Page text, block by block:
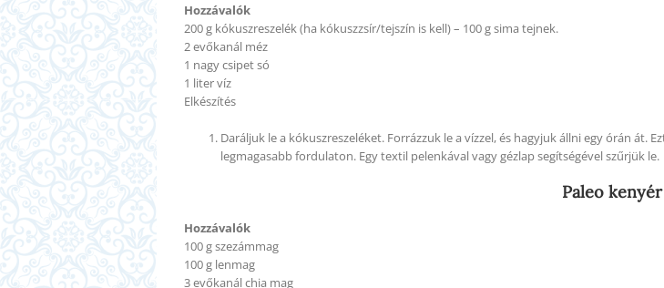
Hozzávalók
200 g kókuszreszelék (ha kókuszzsír/tejszín is kell) – 100 g sima tejnek.
2 evőkanál méz
1 nagy csipet só
1 liter víz
Elkészítés
Daráljuk le a kókuszreszeléket. Forrázzuk le a vízzel, és hagyjuk állni egy órán
legmagasabb fordulaton. Egy textil pelenkával vagy gézlap segítségével szűrjük le.
Paleo kenyér
Hozzávalók
100 g szezámmag
100 g lenmag
3 evőkanál chia mag